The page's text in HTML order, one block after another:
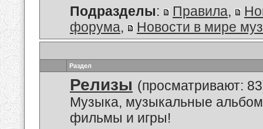
Подразделы: Правила,
форума, Новости в мире
Раздел
Релизы (просматривают:
Музыка, музыкальные
фильмы и игры!